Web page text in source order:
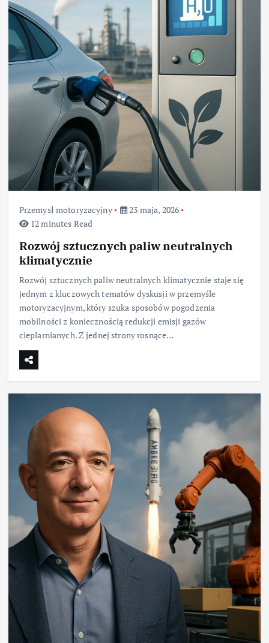
Przemysł motoryzacyjny
23 maja, 2026
12 minutes Read
Rozwój sztucznych paliw neutralnych
klimatycznie
Rozwój sztucznych paliw neutralnych klimatycznie staje się
jednym z kluczowych tematów dyskusji w przemyśle
motoryzacyjnym, który szuka sposobów pogodzenia
mobilności z koniecznością redukcji emisji gazów
cieplarnianych. Z jednej strony rosnące…